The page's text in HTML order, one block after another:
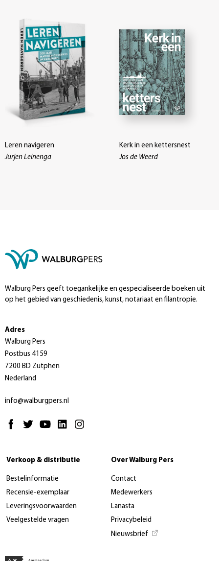
Leren navigeren
Jurjen Leinenga
Kerk in een kettersnest
Jos de Weerd
Walburg Pers geeft toegankelijke en gespecialiseerde boeken uit
op het gebied van geschiedenis, kunst, notariaat en filantropie.
Adres
Walburg Pers
Postbus 4159
7200 BD Zutphen
Nederland
info@walburgpers.nl
Verkoop & distributie
Bestelinformatie
Recensie-exemplaar
Leveringsvoorwaarden
Veelgestelde vragen
Over Walburg Pers
Contact
Medewerkers
Lanasta
Privacybeleid
Nieuwsbrief